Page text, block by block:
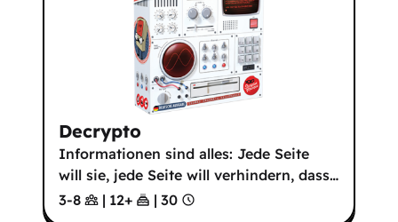
Decrypto
Informationen sind alles: Jede Seite
will sie, jede Seite will verhindern, dass…
3-8
| 12+ | 30